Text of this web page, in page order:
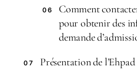
06
Comment
pour obtenir des
demande
07 Présentation de